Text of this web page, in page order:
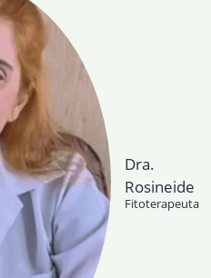
Dra.
Rosineide
Fitoterapeuta